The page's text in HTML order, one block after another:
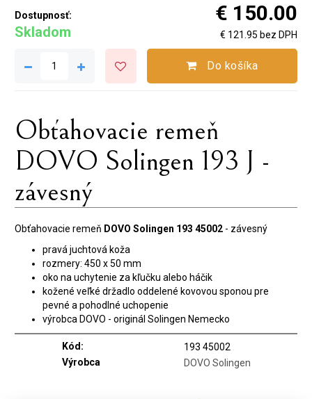
Dostupnosť:
Skladom
€ 150.00
€ 121.95 bez DPH
Do košíka
Obťahovacie remeň
DOVO Solingen 193 J -
závesný
Obťahovacie remeň DOVO Solingen 193 45002- závesný
pravá juchtová koža
rozmery: 450 x 50 mm
oko na uchytenie za kľučku alebo háčik
kožené veľké držadlo oddelené kovovou sponou pre
pevné a pohodlné uchopenie
výrobca DOVO - originál Solingen Nemecko
Kód:
193 45002
Výrobca
DOVO Solingen